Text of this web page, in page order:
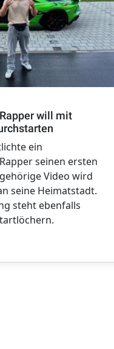
will mit
ein
seinen ersten
Video wird
seine Heimatstadt.
steht ebenfalls